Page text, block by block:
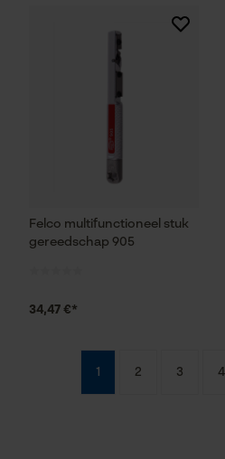
Felco multifunctioneel stuk
gereedschap 905
34,47 €*
1 2 3 4